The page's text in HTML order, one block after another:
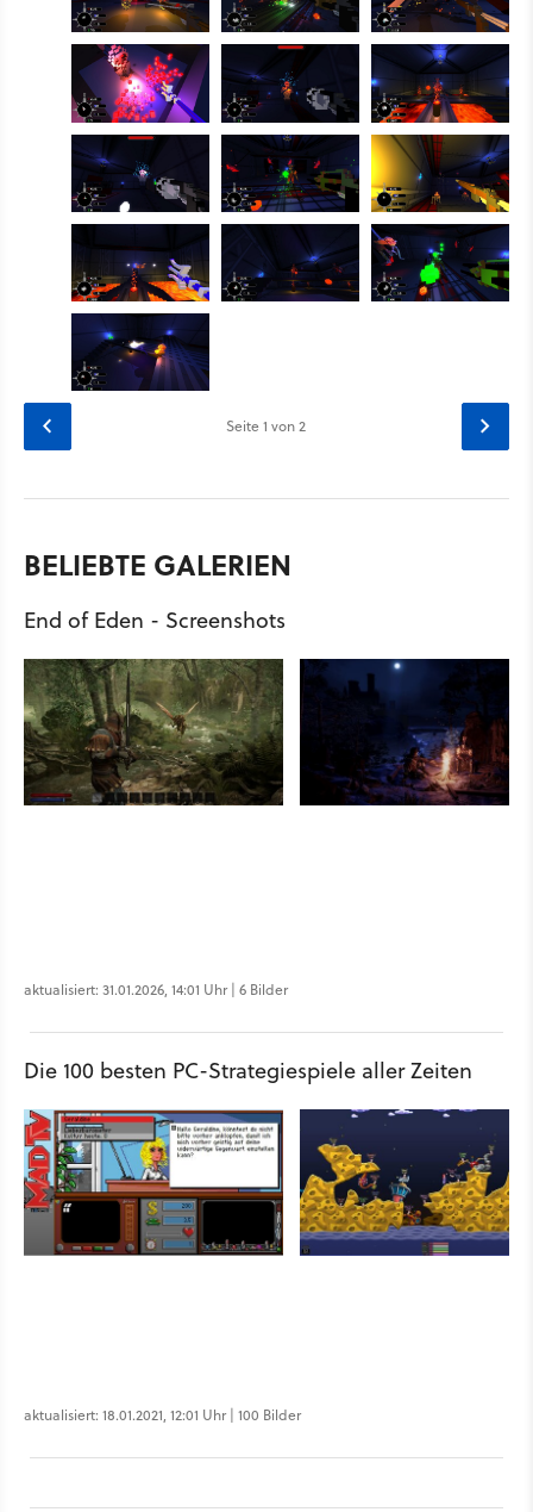
Seite1 von 2
BELIEBTE GALERIEN
End of Eden - Screenshots
aktualisiert: 31.01.2026, 14:01 Uhr | 6 Bilder
Die 100 besten PC-Strategiespiele aller Zeiten
aktualisiert: 18.01.2021, 12:01 Uhr | 100 Bilder